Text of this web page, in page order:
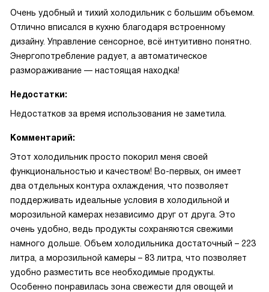
Очень удобный и тихий холодильник с большим объемом.
Отлично вписался в кухню благодаря встроенному
дизайну. Управление сенсорное, всё интуитивно понятно.
Энергопотребление радует, а автоматическое
размораживание — настоящая находка!
Недостатки:
Недостатков за время использования не заметила.
Комментарий:
Этот холодильник просто покорил меня своей
функциональностью и качеством! Во-первых, он имеет
два отдельных контура охлаждения, что позволяет
поддерживать идеальные условия в холодильной и
морозильной камерах независимо друг от друга. Это
очень удобно, ведь продукты сохраняются свежими
намного дольше. Объем холодильника достаточный – 223
литра, а морозильной камеры – 83 литра, что позволяет
удобно разместить все необходимые продукты.
Особенно понравилась зона свежести для овощей и